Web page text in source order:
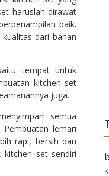
haruslah dirawat
baik.
dari bahan
tempat untuk
kitchen set
juga.
semua
lemari
rapi, bersih dan
set sendiri